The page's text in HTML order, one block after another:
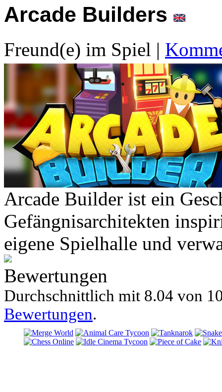
Arcade Builders
Freund(e) im Spiel |
Arcade Builder ist ein
Gefängnisarchitekten
eigene Spielhalle und
Bewertungen
Durchschnittlich mit 8.04 von
Bewertungen.